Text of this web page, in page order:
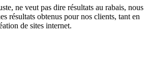
ne veut pas dire résultats au rabais, nous
résultats obtenus pour nos clients, tant en
de sites internet.